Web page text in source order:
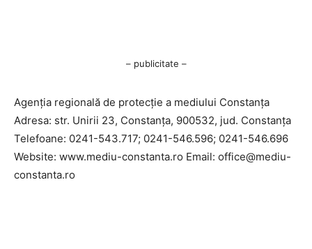
– publicitate –
Agenţia regională de protecţie a mediului Constanţa
Adresa: str. Unirii 23, Constanţa, 900532, jud. Constanţa
Telefoane: 0241-543.717; 0241-546.596; 0241-546.696
Website: www.mediu-constanta.ro Email: office@mediu-
constanta.ro